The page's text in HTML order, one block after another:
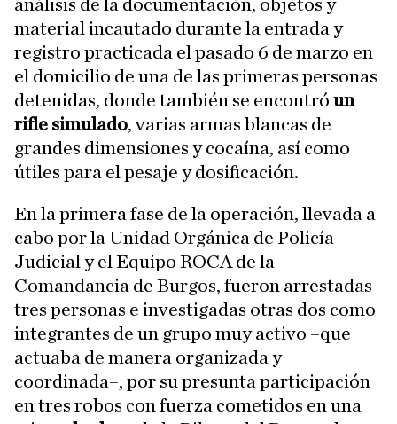
análisis de la documentación, objetos y
material incautado durante la entrada y
registro practicada el pasado 6 de marzo en
el domicilio de una de las primeras personas
detenidas, donde también se encontró un
rifle simulado, varias armas blancas de
grandes dimensiones y cocaína, así como
útiles para el pesaje y dosificación.
En la primera fase de la operación, llevada a
cabo por la Unidad Orgánica de Policía
Judicial y el Equipo ROCA de la
Comandancia de Burgos, fueron arrestadas
tres personas e investigadas otras dos como
integrantes de un grupo muy activo –que
actuaba de manera organizada y
coordinada–, por su presunta participación
en tres robos con fuerza cometidos en una